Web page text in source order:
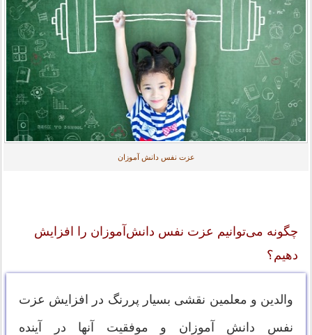
عزت نفس دانش آموزان
چگونه می‌توانیم عزت نفس دانش‌آموزان را افزایش
دهیم؟
والدین و معلمین نقشی بسیار پررنگ در افزایش عزت
نفس دانش آموزان و موفقیت آنها در آینده